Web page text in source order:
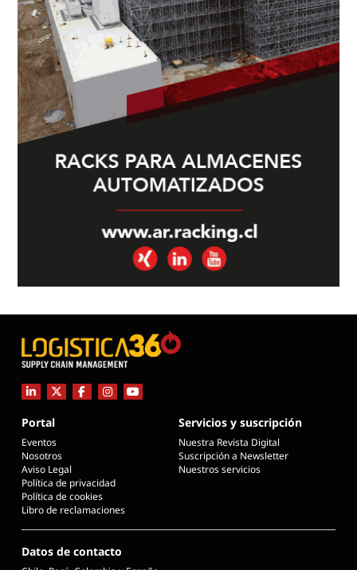
Portal
Eventos
Nosotros
Aviso Legal
Política de privacidad
Política de cookies
Libro de reclamaciones
Servicios y suscripción
Nuestra Revista Digital
Suscripción a Newsletter
Nuestros servicios
Datos de contacto